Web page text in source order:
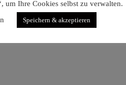
um Ihre Cookies selbst zu verwalten.
Speichern & akzeptieren